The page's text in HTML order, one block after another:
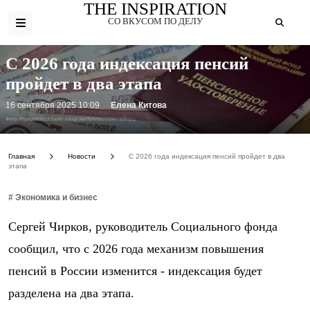
THE INSPIRATION
СО ВКУСОМ ПО ДЕЛУ
Фото: https://static2.banki.ru/ugc/ee/f6/6f/b1/10967109.jpg
С 2026 года индексация пенсий
пройдет в два этапа
16 сентября 2025 10:09 Елена Китова
Главная Новости
С 2026 года индексация пенсий пройдет в два
этапа
# Экономика и бизнес
Сергей Чирков, руководитель Социального фонда
сообщил, что с 2026 года механизм повышения
пенсий в России изменится - индексация будет
разделена на два этапа.